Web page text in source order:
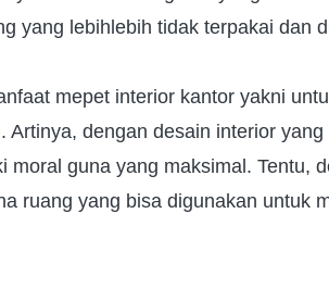
yang lebihlebih tidak terpakai dan
mepet interior kantor yakni
Artinya, dengan desain interior
moral guna yang maksimal. Tentu,
ruang yang bisa digunakan untuk